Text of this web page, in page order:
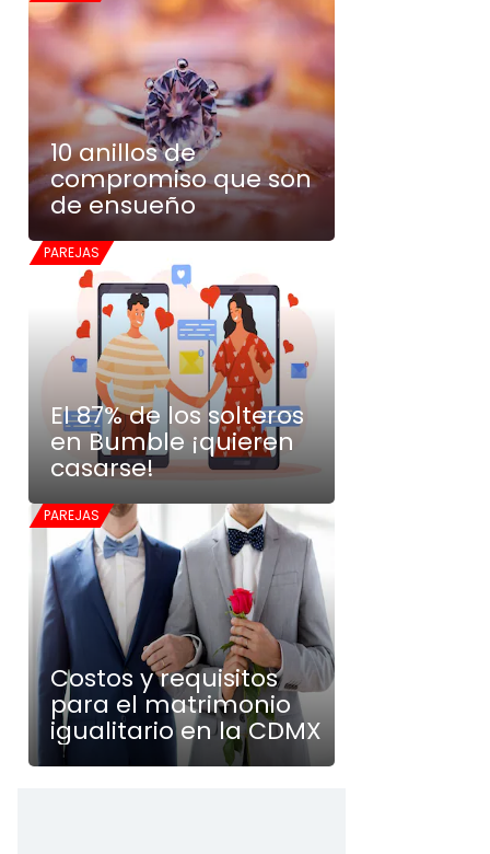
10 anillos de
compromiso que son
de ensueño
PAREJAS
El 87% de los solteros
en Bumble ¡quieren
casarse!
PAREJAS
Costos y requisitos
para el matrimonio
igualitario en la CDMX